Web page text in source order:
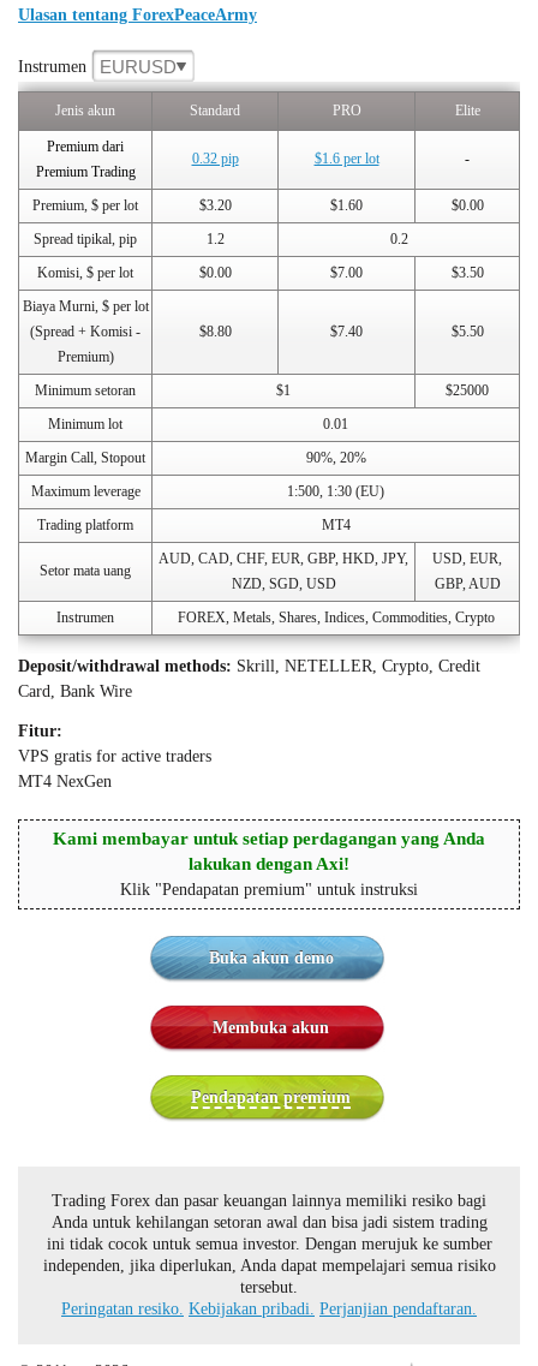
Ulasan tentang ForexPeaceArmy
Instrumen EURUSD
Jenis akun Standard PRO Elite
Premium dari
Premium Trading
0.32 pip $1.6 per lot -
Premium, $ per lot $3.20 $1.60
$0.00
Spread tipikal, pip
1.2
0.2
Komisi, $ per lot
$0.00 $7.00
$3.50
Biaya Murni, $ per lot
(Spread + Komisi -
Premium)
$8.80 $7.40 $5.50
Minimum setoran $1
$25000
Minimum lot
0.01
Margin Call, Stopout
90%, 20%
Maximum leverage
1:500, 1:30 (EU)
Trading platform
MT4
Setor mata uang
AUD, CAD, CHF, EUR, GBP, HKD, JPY,
NZD, SGD, USD
USD, EUR,
GBP, AUD
Instrumen
FOREX, Metals, Shares, Indices, Commodities, Crypto
Deposit/withdrawal methods: Skrill, NETELLER, Crypto, Credit
Card, Bank Wire
Fitur:
VPS gratis for active traders
MT4 NexGen
Kami membayar untuk setiap perdagangan yang Anda
lakukan dengan Axi!
Klik "Pendapatan premium" untuk instruksi
Buka akun demo
Membuka akun
Pendapatan premium
Trading Forex dan pasar keuangan lainnya memiliki resiko bagi
Anda untuk kehilangan setoran awal dan bisa jadi sistem trading
ini tidak cocok untuk semua investor. Dengan merujuk ke sumber
independen, jika diperlukan, Anda dapat mempelajari semua risiko
tersebut.
Peringatan resiko. Kebijakan pribadi. Perjanjian pendaftaran.